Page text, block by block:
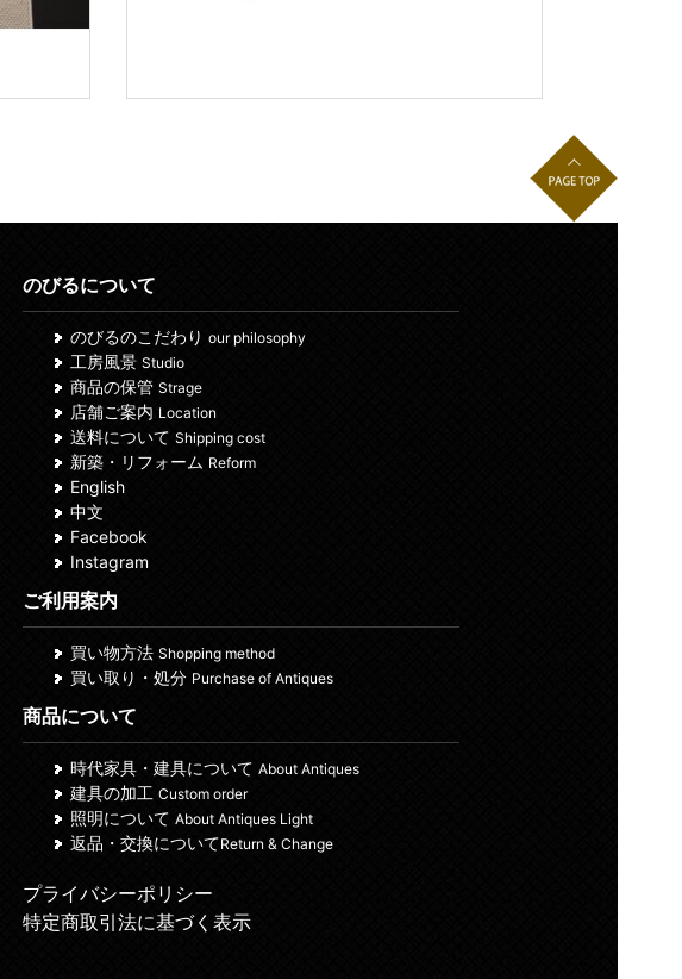
のびるについて
のびるのこだわり our philosophy
工房風景 Studio
商品の保管 Strage
店舗ご案内 Location
送料について Shipping cost
新築・リフォーム Reform
English
中文
Facebook
Instagram
ご利用案内
買い物方法 Shopping method
買い取り・処分 Purchase of Antiques
商品について
時代家具・建具について About Antiques
建具の加工 Custom order
照明について About Antiques Light
返品・交換についてReturn & Change
プライバシーポリシー
特定商取引法に基づく表示